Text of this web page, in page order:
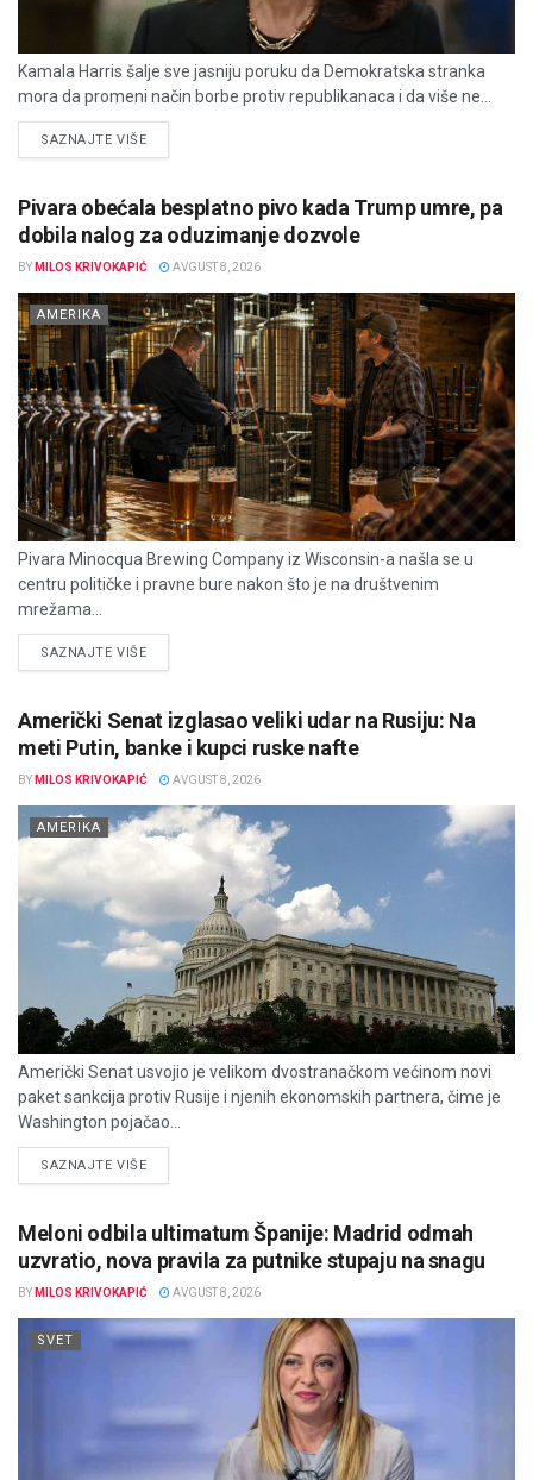
Kamala Harris šalje sve jasniju poruku da Demokratska stranka
mora da promeni način borbe protiv republikanaca i da više ne...
SAZNAJTE VIŠEDETAILS
Pivara obećala besplatno pivo kada Trump umre, pa
dobila nalog za oduzimanje dozvole
BY MILOS KRIVOKAPIĆ AVGUST 8, 2026
AMERIKA
Pivara Minocqua Brewing Company iz Wisconsin-a našla se u
centru političke i pravne bure nakon što je na društvenim
mrežama...
SAZNAJTE VIŠEDETAILS
Američki Senat izglasao veliki udar na Rusiju: Na
meti Putin, banke i kupci ruske nafte
BY MILOS KRIVOKAPIĆ AVGUST 8, 2026
AMERIKA
Američki Senat usvojio je velikom dvostranačkom većinom novi
paket sankcija protiv Rusije i njenih ekonomskih partnera, čime je
Washington pojačao...
SAZNAJTE VIŠEDETAILS
Meloni odbila ultimatum Španije: Madrid odmah
uzvratio, nova pravila za putnike stupaju na snagu
BY MILOS KRIVOKAPIĆ AVGUST 8, 2026
SVET